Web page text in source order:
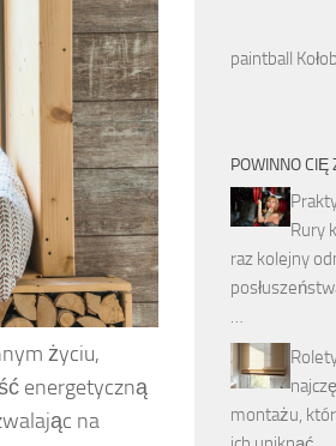
życiu,
energetyczną
na
paintball
POWINNO CIĘ
Rury
raz kolejny
…
montażu,